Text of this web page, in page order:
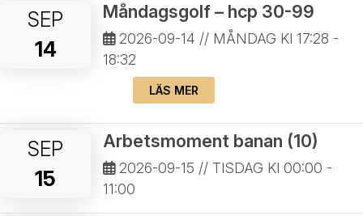
SEP
14
Måndagsgolf – hcp 30-99
2026-09-14 // MÅNDAG Kl 17:28 -
18:32
LÄS MER
SEP
15
Arbetsmoment banan (10)
2026-09-15 // TISDAG Kl 00:00 -
11:00